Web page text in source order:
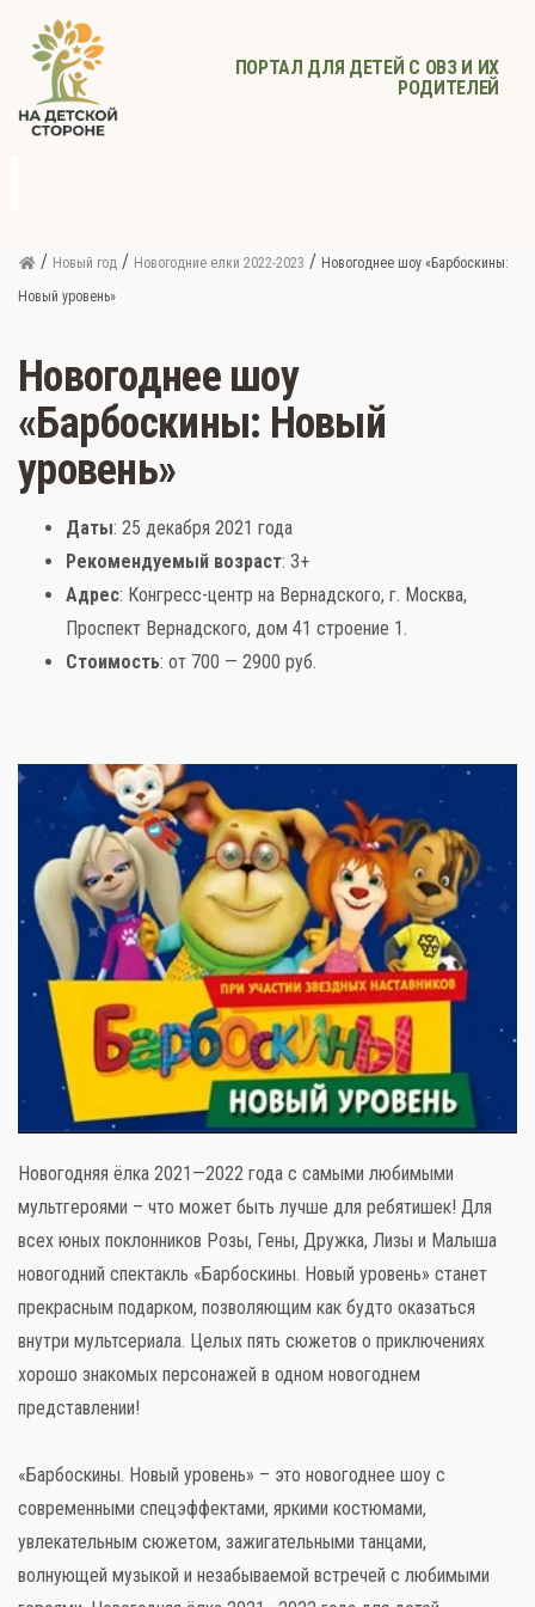
ПОРТАЛ ДЛЯ ДЕТЕЙ С ОВЗ И ИХ
РОДИТЕЛЕЙ
Стихи
Детская литература
Полезный досуг
Карта
/ Новый год / Новогодние елки 2022-2023 / Новогоднее шоу «Барбоскины:
Новый уровень»
Новогоднее шоу
«Барбоскины: Новый
уровень»
Даты: 25 декабря 2021 года
Рекомендуемый возраст: 3+
Адрес: Конгресс-центр на Вернадского, г. Москва,
Проспект Вернадского, дом 41 строение 1.
Стоимость: от 700 — 2900 руб.
Новогодняя ёлка 2021—2022 года с самыми любимыми
мультгероями – что может быть лучше для ребятишек! Для
всех юных поклонников Розы, Гены, Дружка, Лизы и Малыша
новогодний спектакль «Барбоскины. Новый уровень» станет
прекрасным подарком, позволяющим как будто оказаться
внутри мультсериала. Целых пять сюжетов о приключениях
хорошо знакомых персонажей в одном новогоднем
представлении!
«Барбоскины. Новый уровень» – это новогоднее шоу с
современными спецэффектами, яркими костюмами,
увлекательным сюжетом, зажигательными танцами,
волнующей музыкой и незабываемой встречей с любимыми